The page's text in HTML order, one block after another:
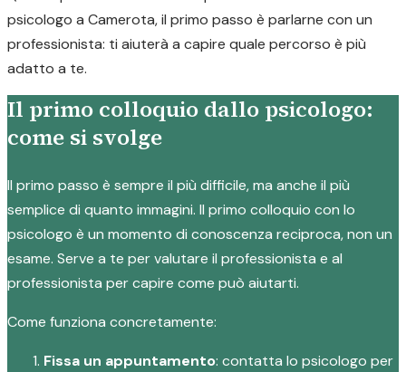
psicologo a Camerota, il primo passo è parlarne con un
professionista: ti aiuterà a capire quale percorso è più
adatto a te.
Il primo colloquio dallo psicologo:
come si svolge
Il primo passo è sempre il più difficile, ma anche il più
semplice di quanto immagini. Il primo colloquio con lo
psicologo è un momento di conoscenza reciproca, non un
esame. Serve a te per valutare il professionista e al
professionista per capire come può aiutarti.
Come funziona concretamente:
Fissa un appuntamento: contatta lo psicologo per